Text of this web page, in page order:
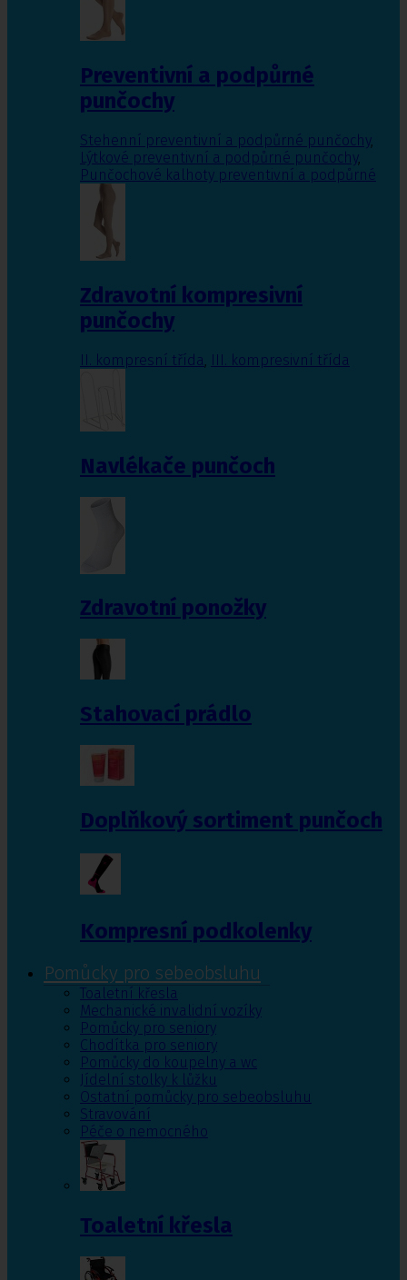
Preventivní a podpůrné
punčochy
Stehenní preventivní a podpůrné punčochy,
Lýtkové preventivní a podpůrné punčochy,
Punčochové kalhoty preventivní a podpůrné
Zdravotní kompresivní
punčochy
II. kompresní třída III. kompresivní třída
Navlékače punčoch
Zdravotní ponožky
Stahovací prádlo
Doplňkový sortiment punčoch
Kompresní podkolenky
Pomůcky pro sebeobsluhu
Toaletní křesla
Mechanické invalidní vozíky
Pomůcky pro seniory
Chodítka pro seniory
Pomůcky do koupelny a wc
Jídelní stolky k lůžku
Ostatní pomůcky pro sebeobsluhu
Stravování
Péče o nemocného
Toaletní křesla